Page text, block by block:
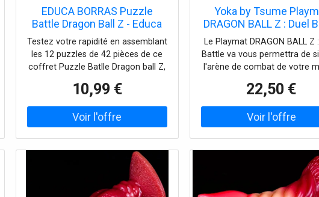
EDUCA BORRAS Puzzle
Battle Dragon Ball Z - Educa
Testez votre rapidité en assemblant
les 12 puzzles de 42 pièces de ce
coffret Puzzle Batlle Dragon ball Z,
protagonistes. Dès 7 ans.
10,99 €
Yoka by Tsume
DRAGON BALL Z : Duel
Le Playmat DRAGON BALL Z :
Battle va vous permettra de
l'arène de combat de votre
équipes. Dès 10 ans.
22,50 €